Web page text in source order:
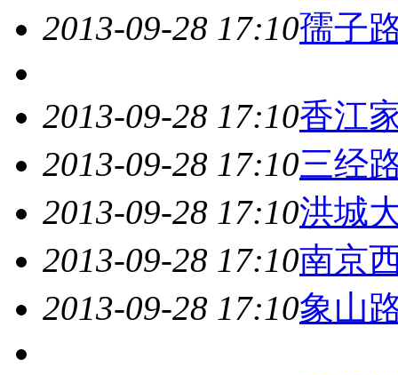
2013-09-28 17:10孺子
2013-09-28 17:10香江
2013-09-28 17:10三经
2013-09-28 17:10洪城
2013-09-28 17:10南京
2013-09-28 17:10象山